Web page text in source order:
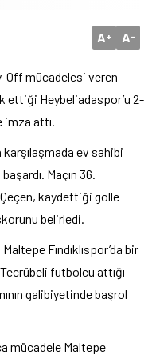
A+ A-
Off mücadelesi veren
ettiği Heybeliadaspor’u 2-
imza attı.
karşılaşmada ev sahibi
Maçın 36.
kaydettiği golle
belirledi.
Fındıklıspor’da bir
futbolcu attığı
galibiyetinde başrol
mücadele Maltepe